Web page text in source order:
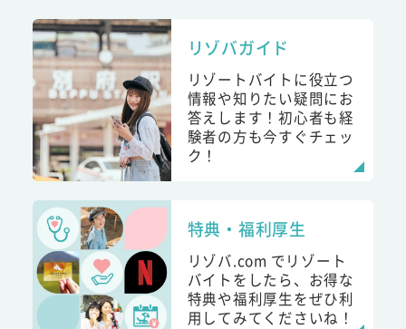
リゾバガイド
リゾートバイトに役立つ
情報や知りたい疑問にお
答えします！初心者も経
験者の方も今すぐチェッ
ク！
特典・福利厚生
リゾバ.com でリゾート
バイトをしたら、お得な
特典や福利厚生をぜひ利
用してみてくださいね！